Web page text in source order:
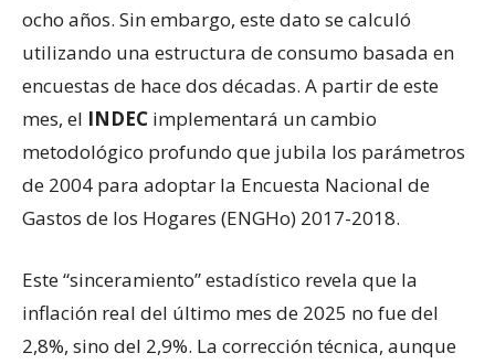
ocho años. Sin embargo, este dato se calculó
utilizando una estructura de consumo basada en
encuestas de hace dos décadas. A partir de este
mes, el INDEC implementará un cambio
metodológico profundo que jubila los parámetros
de 2004 para adoptar la Encuesta Nacional de
Gastos de los Hogares (ENGHo) 2017-2018.
Este “sinceramiento” estadístico revela que la
inflación real del último mes de 2025 no fue del
2,8%, sino del 2,9%. La corrección técnica, aunque